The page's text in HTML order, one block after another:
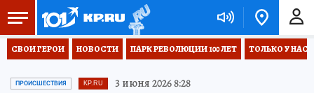
СВОИ ГЕРОИ НОВОСТИ ПАРК РЕВОЛЮЦИИ 100 ЛЕТ ТОЛЬКО У НАС
ПРОИСШЕСТВИЯ KP.RU 3 июня 2026 8:28